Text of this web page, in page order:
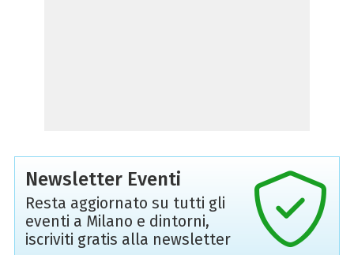
Newsletter Eventi
Resta aggiornato su tutti gli
eventi a Milano e dintorni,
iscriviti gratis alla newsletter